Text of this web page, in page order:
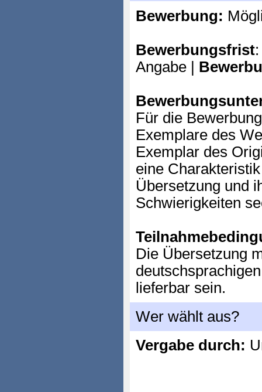
Bewerbung:
Bewerbungsfrist
Angabe |
Für die
Exemplare des
Exemplar des
eine
Übersetzung und
Schwierigkeiten
Die Übersetzung
lieferbar sein.
Wer wählt aus?
Vergabe durch: